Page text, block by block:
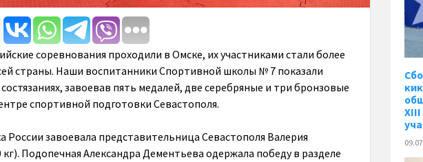
соревнования проходили в Омске, их участниками стали более
страны. Наши воспитанники Спортивной школы № 7 показали
завоевав пять медалей, две серебряные и три бронзовые
спортивной подготовки Севастополя.
России завоевала представительница Севастополя Валерия
Подопечная Александра Дементьева одержала победу в разделе